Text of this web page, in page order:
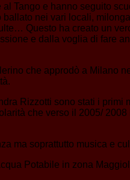
Tango e hanno seguito
nei vari locali,
Questo ha creato un
e dalla voglia di fare
che approdò a Milano
Rizzotti sono stati i primi
che verso il 2005/
ma soprattutto musica e
Potabile in zona